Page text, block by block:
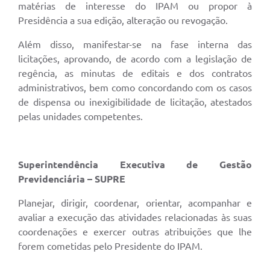
matérias de interesse do IPAM ou propor à
Presidência a sua edição, alteração ou revogação.
Além disso, manifestar-se na fase interna das
licitações, aprovando, de acordo com a legislação de
regência, as minutas de editais e dos contratos
administrativos, bem como concordando com os casos
de dispensa ou inexigibilidade de licitação, atestados
pelas unidades competentes.
Superintendência Executiva de Gestão
Previdenciária – SUPRE
Planejar, dirigir, coordenar, orientar, acompanhar e
avaliar a execução das atividades relacionadas às suas
coordenações e exercer outras atribuições que lhe
forem cometidas pelo Presidente do IPAM.